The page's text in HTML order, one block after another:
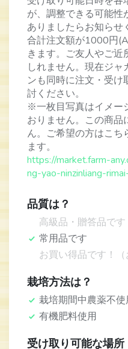
が、調整できる可能性
ありましたらお知らせ
合計注文額が1000円
きます。ご友人やご近
しれません。現在ジ
ンも同時に注文・受
討ください。
※一枚目写真はイメー
おりません。この商品
ん。ご希望の方はこち
ます。
https://market.farm-
ng-yao-ninzinliang-
品質は？
高級品・贈答品です
常用品です
お買い得品です！（
栽培方法は？
栽培期間中農薬不使
有機肥料使用
受け取り可能な場所